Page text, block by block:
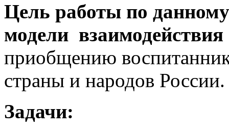
Цель работы по
модели
приобщению
страны и народов России.
Задачи: